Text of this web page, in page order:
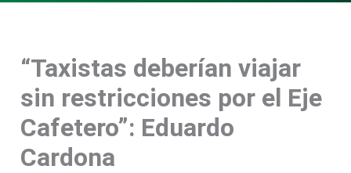
“Taxistas deberían viajar
sin restricciones por el Eje
Cafetero”: Eduardo
Cardona